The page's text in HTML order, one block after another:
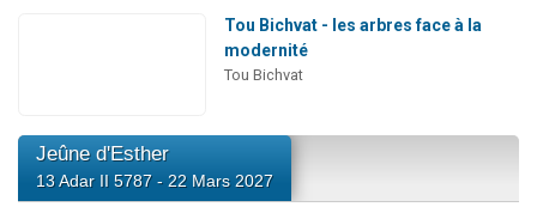
Tou Bichvat - les arbres face à la
modernité
Tou Bichvat
Jeûne d'Esther
13 Adar II 5787 - 22 Mars 2027